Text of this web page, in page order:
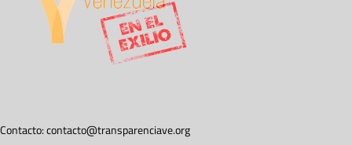
Contacto:contacto@transparenciave.org